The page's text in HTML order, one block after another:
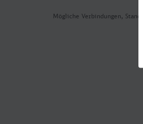
Mögliche Verbindungen,